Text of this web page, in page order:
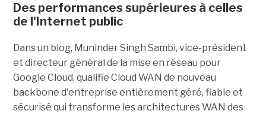
Des performances supérieures à celles
de l'Internet public
Dans un blog, Muninder Singh Sambi, vice-président
et directeur général de la mise en réseau pour
Google Cloud, qualifie Cloud WAN de nouveau
backbone d'entreprise entièrement géré, fiable et
sécurisé qui transforme les architectures WAN des